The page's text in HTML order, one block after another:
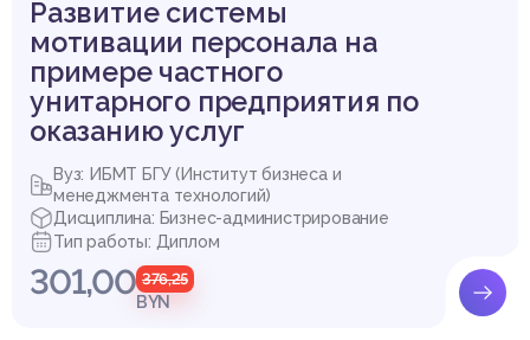
Развитие системы
мотивации персонала на
примере частного
унитарного предприятия по
оказанию услуг
Вуз: ИБМТ БГУ (Институт бизнеса и
менеджмента технологий)
Дисциплина: Бизнес-администрирование
Тип работы: Диплом
301,00 376,25
BYN